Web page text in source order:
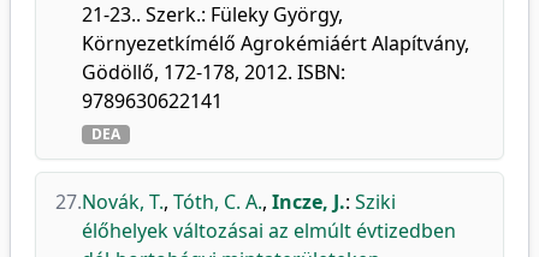
21-23.. Szerk.: Füleky György,
Környezetkímélő Agrokémiáért Alapítvány,
Gödöllő, 172-178, 2012. ISBN:
9789630622141
DEA
27.Novák, T., Tóth, C. A., Incze, J.: Sziki
élőhelyek változásai az elmúlt évtizedben